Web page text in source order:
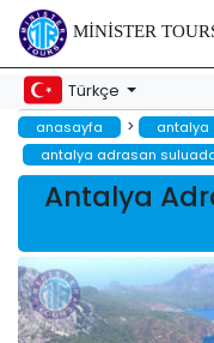
MINISTER
Türkçe
anasayfa > antalya
antalya adrasan
Antalya